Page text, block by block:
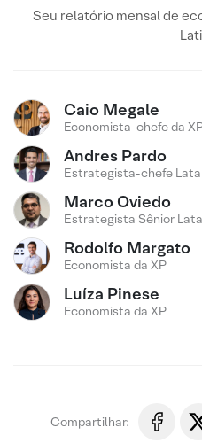
Seu relatório mensal de
Caio Megale
Economista-chefe da
Andres Pardo
Estrategista-chefe
Marco Oviedo
Estrategista Sênior
Rodolfo Margato
Economista da XP
Luíza Pinese
Economista da XP
Compartilhar: